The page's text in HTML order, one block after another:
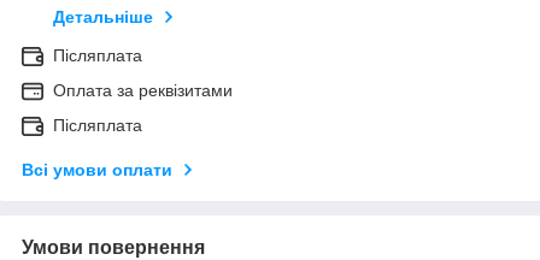
Детальніше
Післяплата
Оплата за реквізитами
Післяплата
Всі умови оплати
Умови повернення